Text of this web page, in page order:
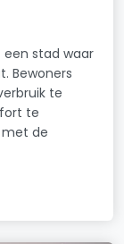
stad waar
Bewoners
te
te
de